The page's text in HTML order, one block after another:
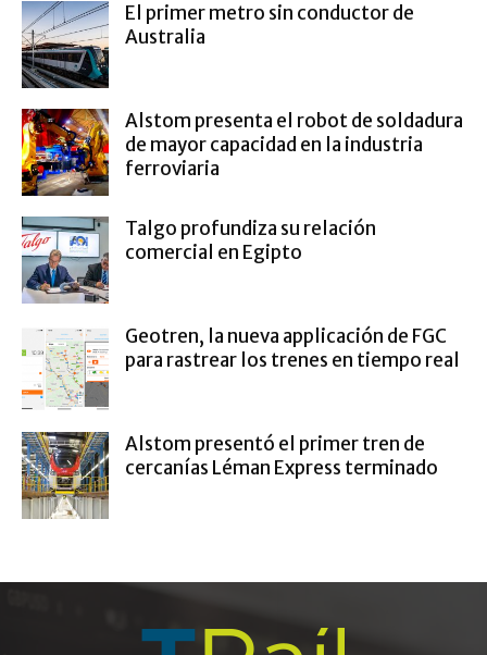
El primer metro sin conductor de
Australia
Alstom presenta el robot de soldadura
de mayor capacidad en la industria
ferroviaria
Talgo profundiza su relación
comercial en Egipto
Geotren, la nueva applicación de FGC
para rastrear los trenes en tiempo real
Alstom presentó el primer tren de
cercanías Léman Express terminado